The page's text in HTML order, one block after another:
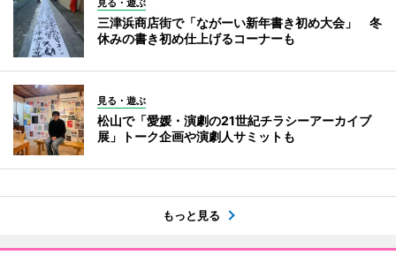
見る・遊ぶ
三津浜商店街で「ながーい新年書き初め大会」 冬
休みの書き初め仕上げるコーナーも
見る・遊ぶ
松山で「愛媛・演劇の21世紀チラシーアーカイブ
展」トーク企画や演劇人サミットも
もっと見る